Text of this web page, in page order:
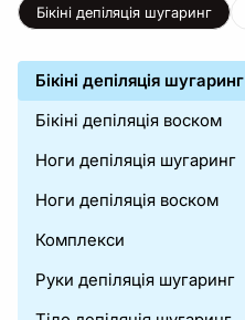
Бікіні депіляція шугаринг
Бікіні депіляція шугаринг
Бікіні депіляція воском
Ноги депіляція шугаринг
Ноги депіляція воском
Комплекси
Руки депіляція шугаринг